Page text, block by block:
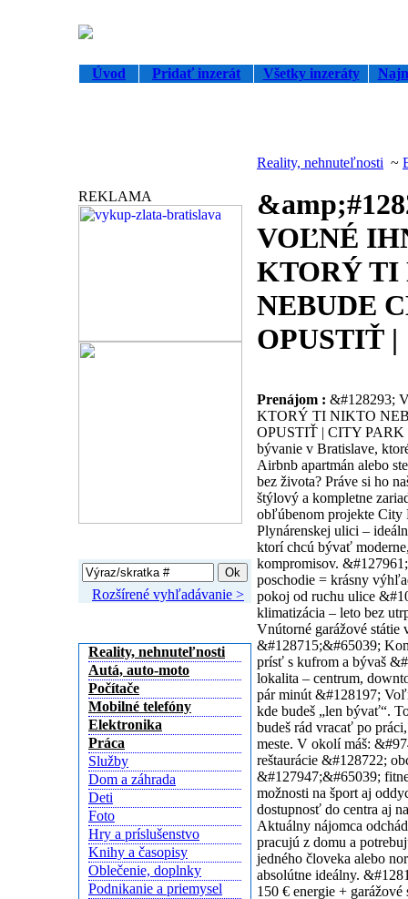
Úvod Pridať inzerát Všetky inzeráty
REKLAMA
Rozšírené vyhľadávanie >
Reality, nehnuteľnosti
Autá, auto-moto
Počítače
Mobilné telefóny
Elektronika
Práca
Služby
Dom a záhrada
Deti
Foto
Hry a príslušenstvo
Knihy a časopisy
Oblečenie, doplnky
Podnikanie a priemysel
Reality, nehnuteľnosti ~
VOĽNÉ
KTORÝ TI
NEBUDE
OPUSTIŤ |
Prenájom : &#128293;
KTORÝ TI NIKTO
OPUSTIŤ | CITY
bývanie v Bratislave,
Airbnb apartmán alebo
bez života? Práve si ho
štýlový a kompletne
obľúbenom projekte City
Plynárenskej ulici –
ktorí chcú bývať
kompromisov.
poschodie = krásny
pokoj od ruchu ulice
klimatizácia – leto bez
Vnútorné garážové státie
&#128715;&#65039;
prísť s kufrom a bývaš
lokalita – centrum,
pár minút &#128197;
kde budeš „len bývať“.
budeš rád vracať po
meste. V okolí máš:
reštaurácie &#128722;
&#127947;&#65039;
možnosti na šport aj
dostupnosť do centra aj
Aktuálny nájomca
pracujú z domu a
jedného človeka alebo
absolútne ideálny.
150 € energie + garážové